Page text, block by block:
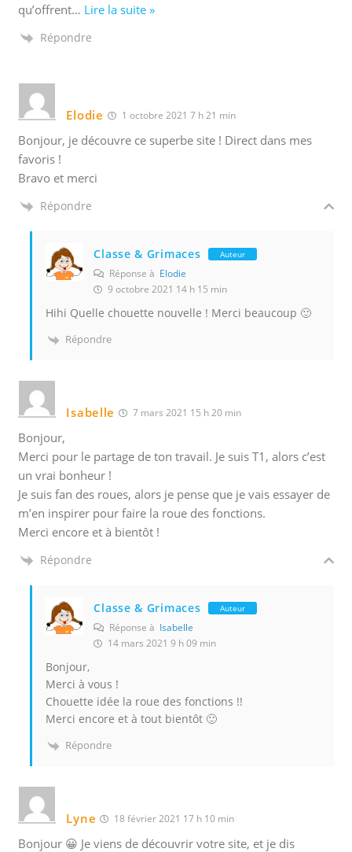
qu’offrent… Lire la suite »
Répondre
Elodie 1 octobre 2021 7 h 21 min
Bonjour, je découvre ce superbe site ! Direct dans mes
favoris !
Bravo et merci
Répondre
Classe & Grimaces Auteur
Réponse à Elodie
9 octobre 2021 14 h 15 min
Hihi Quelle chouette nouvelle ! Merci beaucoup 🙂
Répondre
Isabelle 7 mars 2021 15 h 20 min
Bonjour,
Merci pour le partage de ton travail. Je suis T1, alors c’est
un vrai bonheur !
Je suis fan des roues, alors je pense que je vais essayer de
m’en inspirer pour faire la roue des fonctions.
Merci encore et à bientôt !
Répondre
Classe & Grimaces Auteur
Réponse à Isabelle
14 mars 2021 9 h 09 min
Bonjour,
Merci à vous !
Chouette idée la roue des fonctions !!
Merci encore et à tout bientôt 🙂
Répondre
Lyne 18 février 2021 17 h 10 min
Bonjour 😀 Je viens de découvrir votre site, et je dis